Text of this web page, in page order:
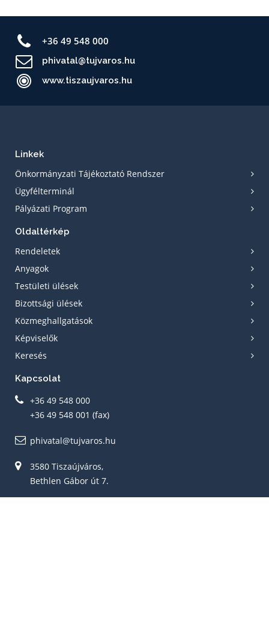
+36 49 548 000
phivatal@tujvaros.hu
www.tiszaujvaros.hu
Linkek
Önkormányzati Tájékoztató Rendszer
Ügyfélterminál
Pályázati Program
Oldaltérkép
Rendeletek
Anyagok
Testületi ülések
Bizottsági ülések
Közmeghallgatások
Képviselők
Keresés
Kapcsolat
+36 49 548 000
+36 49 548 001 (fax)
phivatal@tujvaros.hu
3580 Tiszaújváros,
Bethlen Gábor út 7.